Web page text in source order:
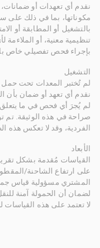
نقدم أي تعهدات أو
مكوناتها، بما في ذلك على
بالتشغيل أو المطابقة أو
تنظيمية معنية، أو
بإجراء فحص تفصيلي خاص
التشغيل
لم تُختبر المعدات تحت
نقدم أي تعهد أو ضمان بأن
لم يُجرَ أي فحص في ما
صراحة في هذه الوثيقة. تم
الفردية، وقد لا تعكس هذه
الأبعاد
القياسات مُقدمة بشكل
على ارتفاع الشاحنة/
المشتري مسؤولية قياس
لضمان أن الحمولة آمنة
لا تعتمد على هذه القياسات